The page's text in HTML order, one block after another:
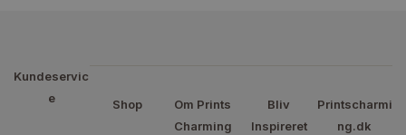
Kundeservic
e
Shop
Om Prints
Charming
Bliv
Inspireret
Printscharmi
ng.dk